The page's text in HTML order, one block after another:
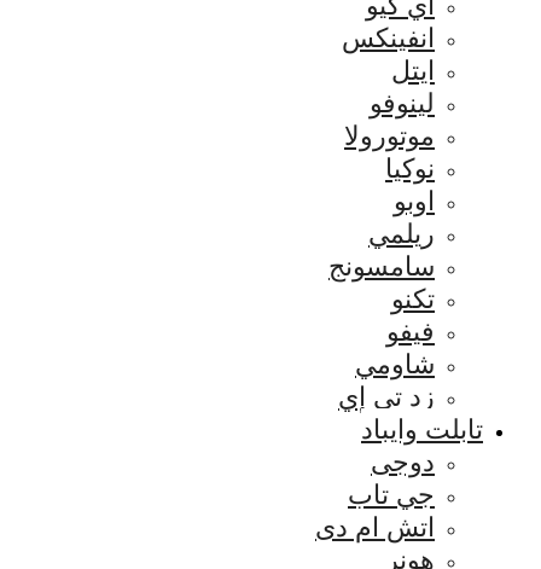
انفينكس
ايتل
لينوفو
موتورولا
نوكيا
اوبو
ريلمي
سامسونج
تكنو
فيفو
شاومي
زد تي إي
تابلت وايباد
دوجى
جي تاب
اتش ام دى
هونر